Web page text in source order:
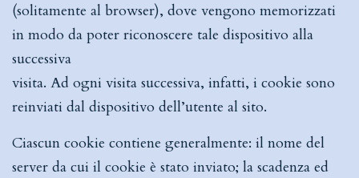
(solitamente al browser), dove vengono memorizzati
in modo da poter riconoscere tale dispositivo alla
successiva
visita. Ad ogni visita successiva, infatti, i cookie sono
reinviati dal dispositivo dell’utente al sito.
Ciascun cookie contiene generalmente: il nome del
server da cui il cookie è stato inviato; la scadenza ed